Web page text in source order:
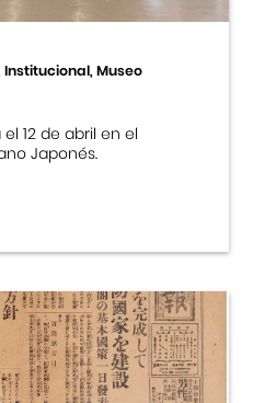
Institucional, Museo
12 de abril en el
Japonés.